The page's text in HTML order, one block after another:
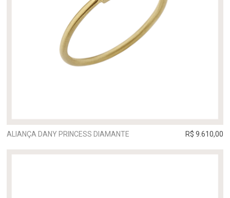
ALIANÇA DANY PRINCESS DIAMANTE R$ 9.610,00